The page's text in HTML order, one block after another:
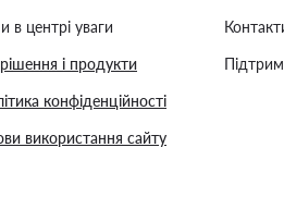
в центрі уваги
рішення і продукти
конфіденційності
використання сайту